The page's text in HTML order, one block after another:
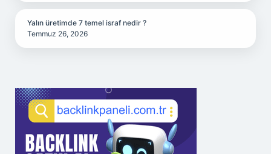
Yalın üretimde 7 temel israf nedir ?
Temmuz 26, 2026